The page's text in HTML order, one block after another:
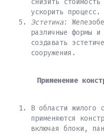
снизить
ускорить процесс.
Эстетика:
различные формы
создавать
сооружения.
Применение
В области жилого
применяются
включая блоки,